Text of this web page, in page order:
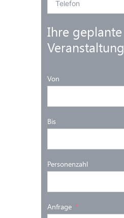
Ihre geplante
Veranstaltung
Von
Bis
Personenzahl
Anfrage